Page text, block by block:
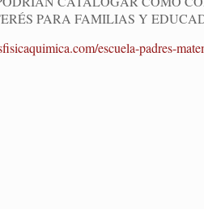
PARA FAMILIAS Y
escuela-padres-